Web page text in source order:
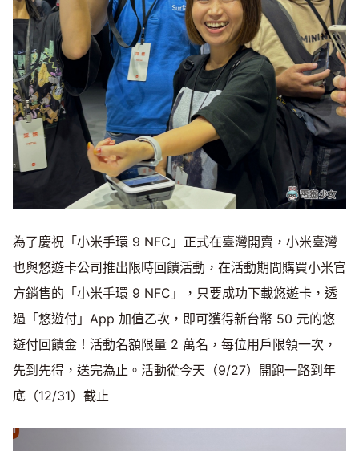
為了慶祝「小米手環 9 NFC」正式在臺灣開賣，小米臺灣
也與悠遊卡公司推出限時回饋活動，在活動期間購買小米官
方銷售的「小米手環 9 NFC」，只要成功下載悠遊卡，透
過「悠遊付」App 加值乙次，即可獲得新台幣 50 元的悠
遊付回饋金！活動名額限量 2 萬名，每位用戶限領一次，
先到先得，送完為止。活動從今天（9/27）開跑一路到年
底（12/31）截止